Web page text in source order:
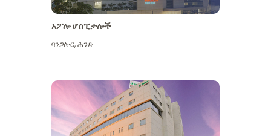
አፖሎ ሆስፒታሎች
ባንጋሎር,ሕንድ